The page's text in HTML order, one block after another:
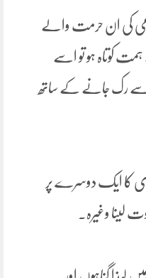
کی ان حرمت والے
کوتاہ ہو تو اسے
سے رک جانے کے ساتھ
بیوی کا ایک دوسرے پر
لینا وغیرہ۔